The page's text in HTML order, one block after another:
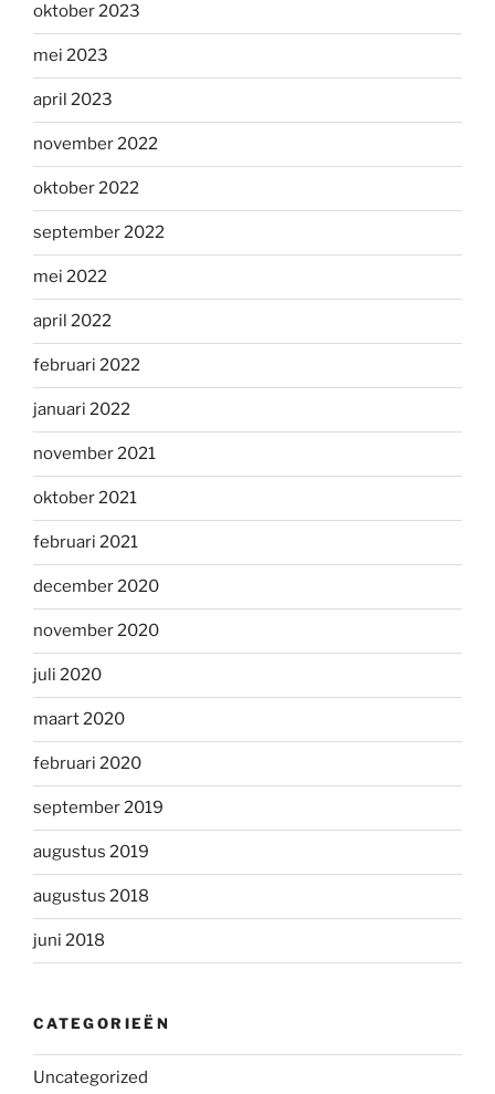
oktober 2023
mei 2023
april 2023
november 2022
oktober 2022
september 2022
mei 2022
april 2022
februari 2022
januari 2022
november 2021
oktober 2021
februari 2021
december 2020
november 2020
juli 2020
maart 2020
februari 2020
september 2019
augustus 2019
augustus 2018
juni 2018
CATEGORIEËN
Uncategorized